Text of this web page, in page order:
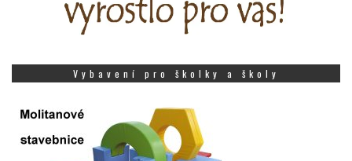
Vybavení pro školky a školy